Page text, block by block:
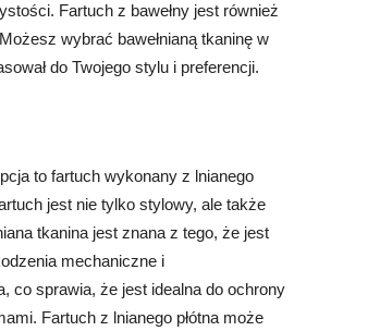
Fartuch z bawełny jest również
wybrać bawełnianą tkaninę w
do Twojego stylu i preferencji.
to fartuch wykonany z lnianego
jest nie tylko stylowy, ale także
tkanina jest znana z tego, że jest
mechaniczne i
co sprawia, że jest idealna do ochrony
Fartuch z lnianego płótna może